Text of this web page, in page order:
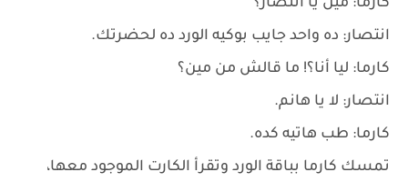
كارما: مين يا انتصار؟
انتصار: ده واحد جايب بوكيه الورد ده لحضرتك.
كارما: ليا أنا؟! ما قالش من مين؟
انتصار: لا يا هانم.
كارما: طب هاتيه كده.
تمسك كارما بباقة الورد وتقرأ الكارت الموجود معها،